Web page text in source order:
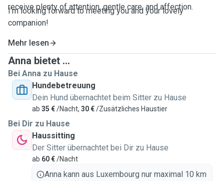
receive plenty of attention, gentle care, and affection.
I’m looking forward to meeting you and your lovely
companion!
Mehr lesen
Anna bietet ...
Bei Anna zu Hause
Hundebetreuung
Dein Hund übernachtet beim Sitter zu Hause
ab 35 €/Nacht, 30 €/Zusätzliches Haustier
Bei Dir zu Hause
Haussitting
Der Sitter übernachtet bei Dir zu Hause
ab 60 €/Nacht
Anna kann aus Luxembourg nur maximal 10 km